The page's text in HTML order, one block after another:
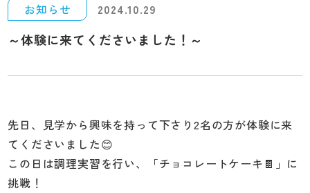
お知らせ 2024.10.29
～体験に来てくださいました！～
先日、見学から興味を持って下さり2名の方が体験に来
てくださいました😊
この日は調理実習を行い、「チョコレートケーキ🍫」に
挑戦！